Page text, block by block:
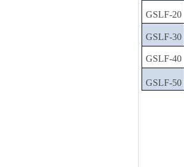
GSLF-20
GSLF-30
GSLF-40
GSLF-50